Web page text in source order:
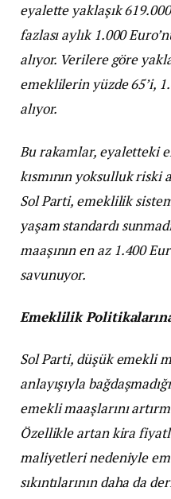
eyalette yaklaşık
fazlası aylık 1.000
alıyor. Verilere göre
emeklilerin yüzde 65’i,
alıyor.
Bu rakamlar, eyaletteki
kısmının yoksulluk riski
Sol Parti, emeklilik
yaşam standardı
maaşının en az 1.400
savunuyor.
Emeklilik
Sol Parti, düşük emekli
anlayışıyla
emekli maaşlarını
Özellikle artan kira
maliyetleri nedeniyle
sıkıntılarının daha da